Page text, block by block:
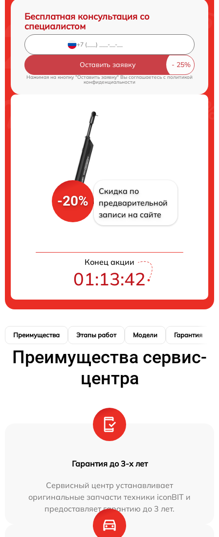
Бесплатная консультация со
специалистом
Оставить заявку
Нажимая на кнопку "Оставить заявку" Вы соглашаетесь cполитикой
конфиденциальности
-20%
Скидка по
предварительной
записи на сайте
Конец акции
01:13:41
Преимущества Этапы работ Модели Гарантия
Преимущества сервис-
центра
Гарантия до 3-х лет
Сервисный центр устанавливает
оригинальные запчасти техники iconBIT и
предоставляет гарантию до 3 лет.